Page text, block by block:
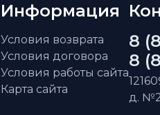
Информация
Условия возврата
Условия договора
Условия работы сайта
Карта сайта
8
8
д.